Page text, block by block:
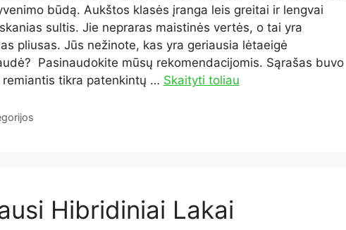
būdą. Aukštos klasės įranga leis greitai ir lengvai
sultis. Jie nepraras maistinės vertės, o tai yra
pliusas. Jūs nežinote, kas yra geriausia lėtaeigė
Pasinaudokite mūsų rekomendacijomis. Sąrašas buvo
remiantis tikra patenkintų … Skaityti toliau
Hibridiniai Lakai